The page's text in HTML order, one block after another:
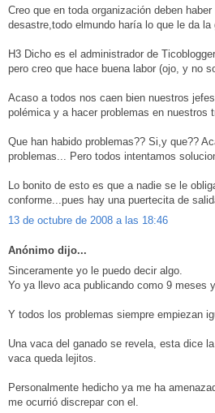
Creo que en toda organización deben
desastre,todo elmundo haría lo que le da la
H3 Dicho es el administrador de
pero creo que hace buena labor (ojo, y no
Acaso a todos nos caen bien nuestros
polémica y a hacer problemas en nuestros
Que han habido problemas?? Si,y que??
problemas... Pero todos intentamos
Lo bonito de esto es que a nadie se le
conforme...pues hay una puertecita de
13 de octubre de 2008 a las 18:46
Anónimo dijo...
Sinceramente yo le puedo decir algo.
Yo ya llevo aca publicando como 9 meses
Y todos los problemas siempre empiezan
Una vaca del ganado se revela, esta dice
vaca queda lejitos.
Personalmente hedicho ya me ha
me ocurrió discrepar con el.